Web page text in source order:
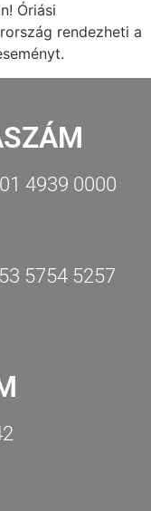
Óriási
rendezheti a
4939 0000
5754 5257